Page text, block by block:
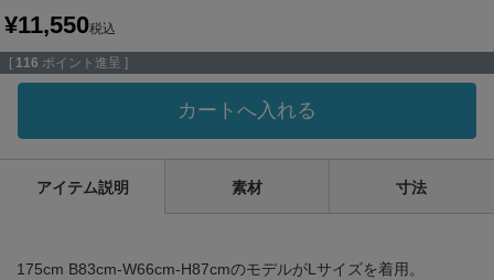
¥11,550税込
[ 116 ポイント進呈 ]
カートへ入れる
アイテム説明 素材 寸法
175cm B83cm-W66cm-H87cmのモデルがLサイズを着用。